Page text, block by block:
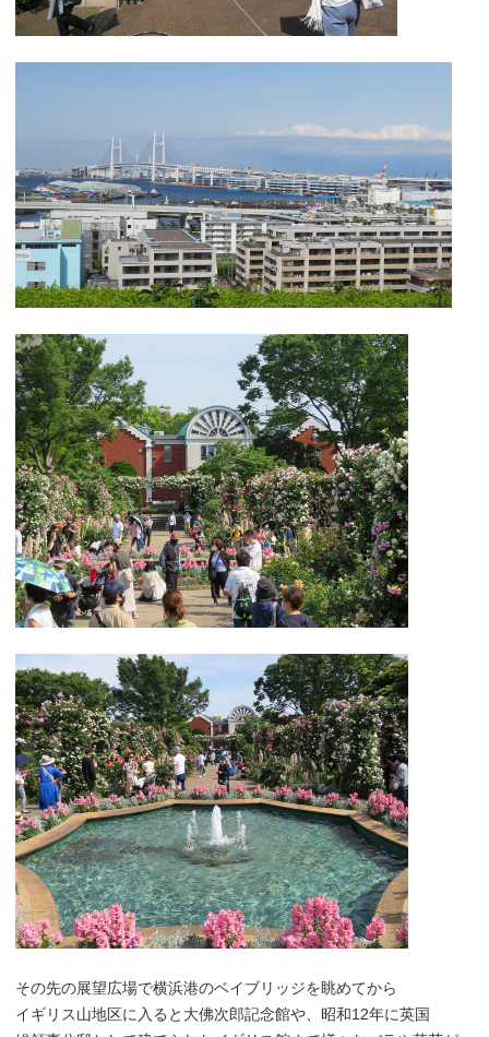
その先の展望広場で横浜港のベイブリッジを眺めてから
イギリス山地区に入ると大佛次郎記念館や、昭和12年に英国